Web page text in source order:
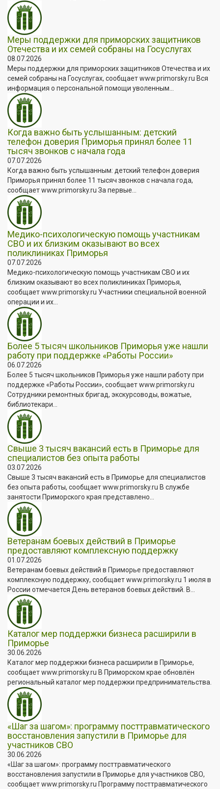
Меры поддержки для приморских защитников
Отечества и их семей собраны на Госуслугах
08.07.2026
Меры поддержки для приморских защитников Отечества и их
семей собраны на Госуслугах, сообщает www.primorsky.ru Вся
информация о персональной помощи уволенным...
Когда важно быть услышанным: детский
телефон доверия Приморья принял более 11
тысяч звонков с начала года
07.07.2026
Когда важно быть услышанным: детский телефон доверия
Приморья принял более 11 тысяч звонков с начала года,
сообщает www.primorsky.ru За первые...
Медико-психологическую помощь участникам
СВО и их близким оказывают во всех
поликлиниках Приморья
07.07.2026
Медико-психологическую помощь участникам СВО и их
близким оказывают во всех поликлиниках Приморья,
сообщает www.primorsky.ru Участники специальной военной
операции и их...
Более 5 тысяч школьников Приморья уже нашли
работу при поддержке «Работы России»
06.07.2026
Более 5 тысяч школьников Приморья уже нашли работу при
поддержке «Работы России», сообщает www.primorsky.ru
Сотрудники ремонтных бригад, экскурсоводы, вожатые,
библиотекари...
Свыше 3 тысяч вакансий есть в Приморье для
специалистов без опыта работы
03.07.2026
Свыше 3 тысяч вакансий есть в Приморье для специалистов
без опыта работы, сообщает www.primorsky.ru В службе
занятости Приморского края представлено...
Ветеранам боевых действий в Приморье
предоставляют комплексную поддержку
01.07.2026
Ветеранам боевых действий в Приморье предоставляют
комплексную поддержку, сообщает www.primorsky.ru 1 июля в
России отмечается День ветеранов боевых действий. В...
Каталог мер поддержки бизнеса расширили в
Приморье
30.06.2026
Каталог мер поддержки бизнеса расширили в Приморье,
сообщает www.primorsky.ru В Приморском крае обновлён
региональный каталог мер поддержки предпринимательства.
«Шаг за шагом»: программу посттравматического
восстановления запустили в Приморье для
участников СВО
30.06.2026
«Шаг за шагом»: программу посттравматического
восстановления запустили в Приморье для участников СВО,
сообщает www.primorsky.ru Программу посттравматического